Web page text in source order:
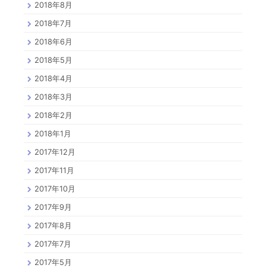
2018年8月
2018年7月
2018年6月
2018年5月
2018年4月
2018年3月
2018年2月
2018年1月
2017年12月
2017年11月
2017年10月
2017年9月
2017年8月
2017年7月
2017年5月